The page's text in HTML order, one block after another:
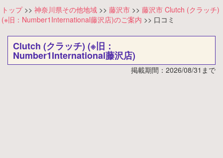
トップ>> 神奈川県その他地域 >> 藤沢市 >> 藤沢市 Clutch (クラッチ)
(※旧：Number1International藤沢店)のご案内 >> 口コミ
Clutch (クラッチ) (※旧：
Number1International藤沢店)
掲載期間：2026/08/31まで